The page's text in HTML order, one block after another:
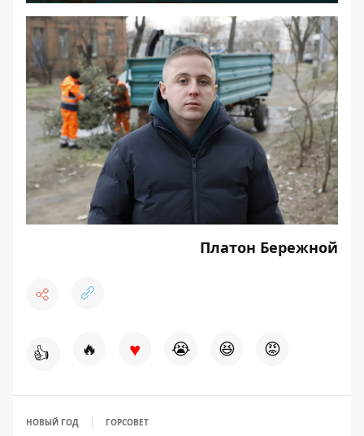
Платон Бережной
👍 🔥 ♥ 😭 😆 😡
НОВЫЙ ГОД ГОРСОВЕТ